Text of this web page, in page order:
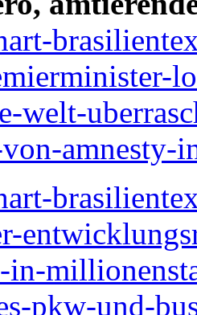
welt-
amnesty-
in-
pkw-und-